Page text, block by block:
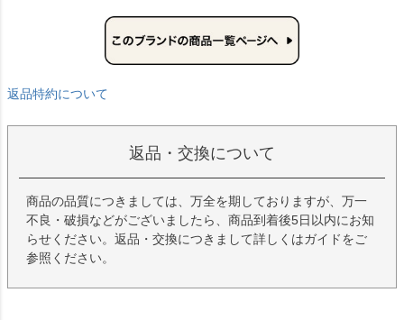
返品特約について
返品・交換について
商品の品質につきましては、万全を期しておりますが、万一
不良・破損などがございましたら、商品到着後5日以内にお知
らせください。返品・交換につきまして詳しくはガイドをご
参照ください。